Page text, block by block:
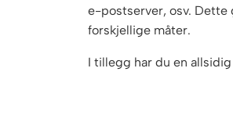
e-postserver, osv. Dette
forskjellige måter.
I tillegg har du en allsidig